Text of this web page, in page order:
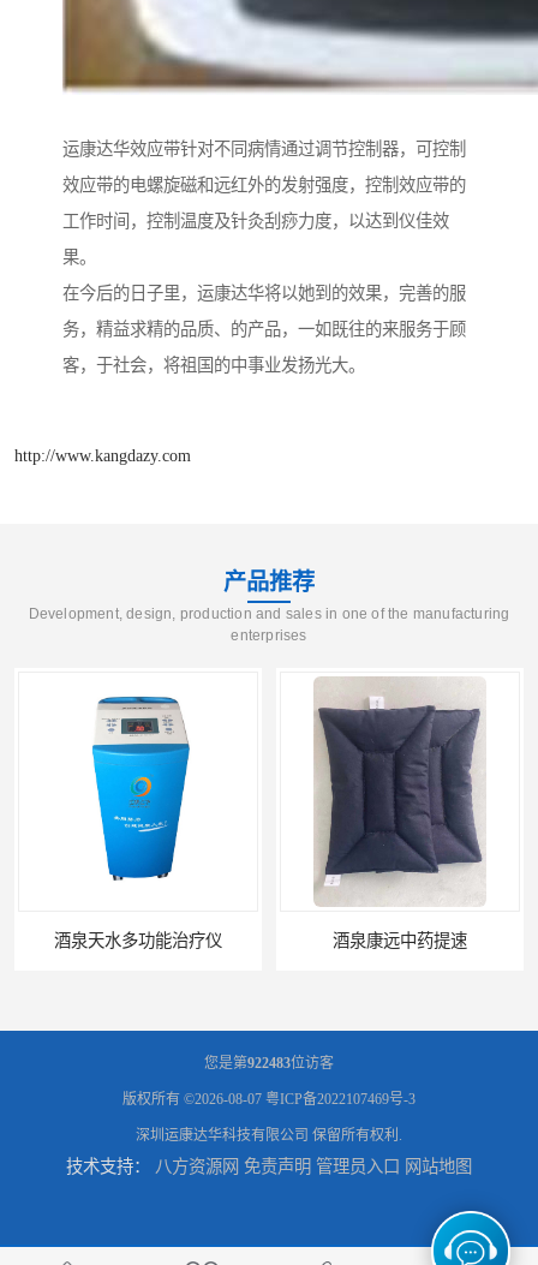
运康达华效应带针对不同病情通过调节控制器，可控制
效应带的电螺旋磁和远红外的发射强度，控制效应带的
工作时间，控制温度及针灸刮痧力度，以达到仪佳效
果。
在今后的日子里，运康达华将以她到的效果，完善的服
务，精益求精的品质、的产品，一如既往的来服务于顾
客，于社会，将祖国的中事业发扬光大。
http://www.kangdazy.com
产品推荐
Development, design, production and sales in one of the manufacturing
enterprises
酒泉康远中药提速
中药提速增效垫渗透液哪家好 兰州中药提速脉冲治疗仪
您是第922483位访客
版权所有 ©2026-08-07 粤ICP备2022107469号-3
深圳运康达华科技有限公司 保留所有权利.
技术支持： 八方资源网 免责声明 管理员入口 网站地图